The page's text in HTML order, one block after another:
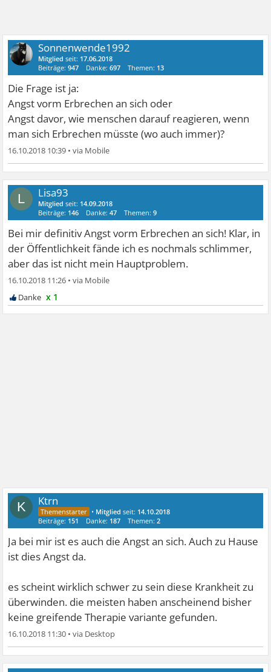
Sonnenwende1992
Mitglied seit: 17.06.2018
Beiträge:947 Danke:697 Themen: 13
Die Frage ist ja:
Angst vorm Erbrechen an sich oder
Angst davor, wie menschen darauf reagieren, wenn
man sich Erbrechen müsste (wo auch immer)?
16.10.2018 10:39 •
L Lisa93
Mitglied seit: 14.09.2018
Beiträge: 146 Danke:47 Themen:9
Bei mir definitiv Angst vorm Erbrechen an sich! Klar, in
der Öffentlichkeit fände ich es nochmals schlimmer,
aber das ist nicht mein Hauptproblem.
16.10.2018 11:26 •
x 1
K Ktrn
• Mitglied seit: 14.10.2018
Beiträge: 151 Danke: 187 Themen:2
Ja bei mir ist es auch die Angst an sich. Auch zu Hause
ist dies Angst da.
es scheint wirklich schwer zu sein diese Krankheit zu
überwinden. die meisten haben anscheinend bisher
keine greifende Therapie variante gefunden.
16.10.2018 11:30 •